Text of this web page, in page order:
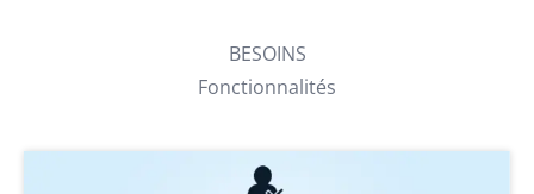
BESOINS
Fonctionnalités